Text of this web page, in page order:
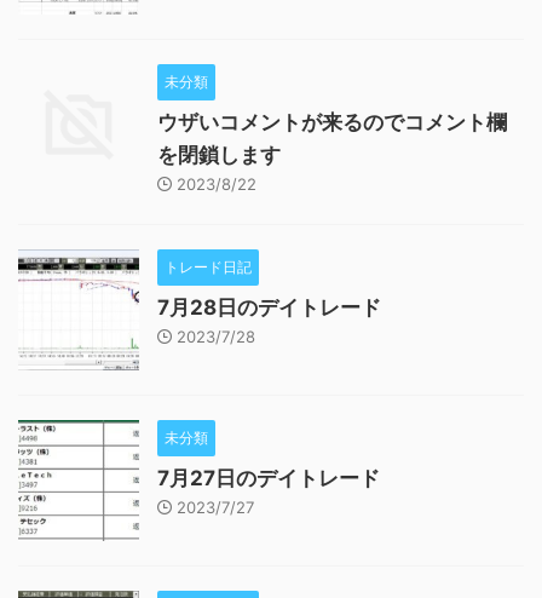
未分類
ウザいコメントが来るのでコメント欄
を閉鎖します
2023/8/22
トレード日記
7月28日のデイトレード
2023/7/28
未分類
7月27日のデイトレード
2023/7/27